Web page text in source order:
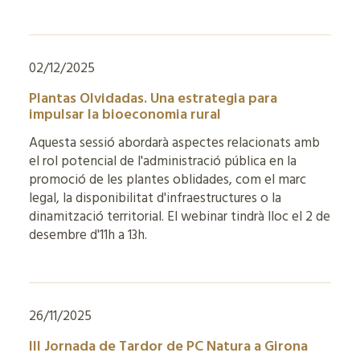
02/12/2025
Plantas Olvidadas. Una estrategia para
impulsar la bioeconomia rural
Aquesta sessió abordarà aspectes relacionats amb
el rol potencial de l'administració pública en la
promoció de les plantes oblidades, com el marc
legal, la disponibilitat d'infraestructures o la
dinamització territorial. El webinar tindrà lloc el 2 de
desembre d'11h a 13h.
26/11/2025
III Jornada de Tardor de PC Natura a Girona